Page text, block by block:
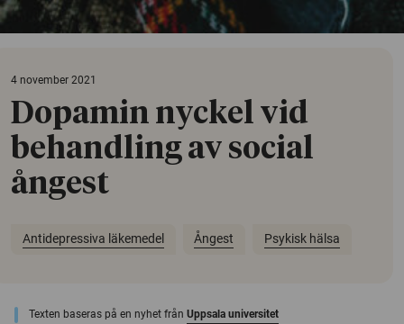
4 november 2021
Dopamin nyckel vid
behandling av social
ångest
Antidepressiva läkemedel Ångest Psykisk hälsa
Texten baseras på en nyhet från Uppsala universitet